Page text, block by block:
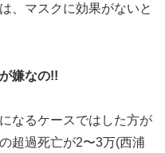
、マスクに効果がないと
嫌なの!!
なるケースではした方が
超過死亡が2〜3万(西浦